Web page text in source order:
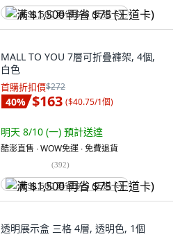
满 $1,500 再省 $75 (王道卡)
MALL TO YOU 7層可折疊褲架, 4個,
白色
首購折扣價$272
40% $163 ($40.75/1個)
明天 8/10 (一) 預計送達
酷澎直售 ∙ WOW免運 ∙ 免費退貨
(392)
满 $1,500 再省 $75 (王道卡)
透明展示盒 三格 4層, 透明色, 1個